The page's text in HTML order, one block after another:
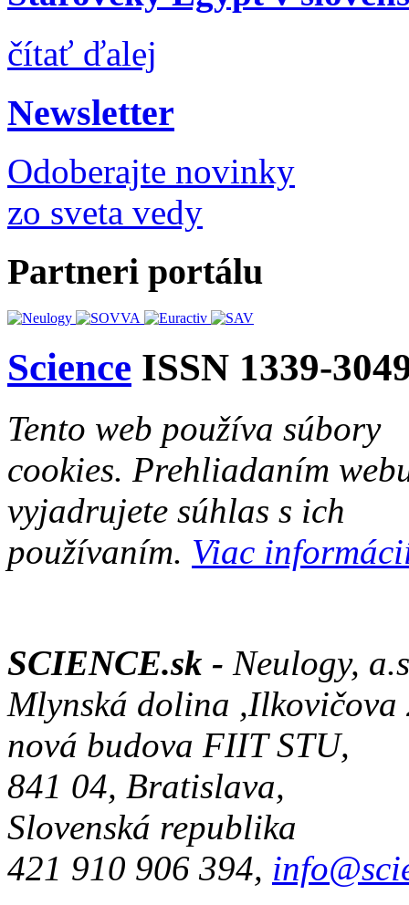
čítať ďalej
Newsletter
Odoberajte novinky
zo sveta vedy
Partneri portálu
Science ISSN 1339-
Tento web používa súbory
cookies. Prehliadaním
vyjadrujete súhlas s ich
používaním. Viac
SCIENCE.sk - Neulogy,
Mlynská dolina ,Ilkovičova
nová budova FIIT STU,
841 04, Bratislava,
Slovenská republika
421 910 906 394,